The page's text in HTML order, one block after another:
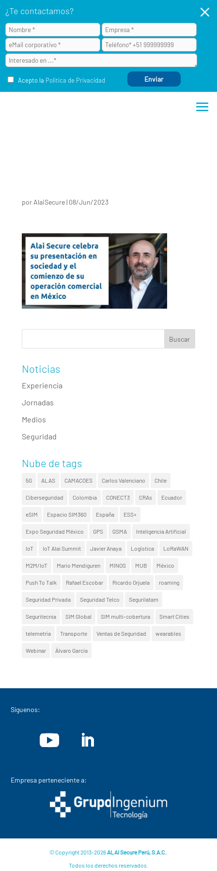
¿Te contactamos?
Acepto la Política de Privacidad
M
por AlaiSecure| 08/Jun/2023
Noticias
Experiencia
Jornadas
Medios
Seguridad
Nube de tags
5G ALAS CAMACOES Carlos Valenciano Chile
Ciberseguridad Colombia CONECT3 CRAs Ecuador
eSIM Espacio SIM360 España ESS+
Expo Seguridad México GPS GSMA Inteligencia Artificial
IoT IoT Alai Summit Javier Anaya Logística LoRaWAN
M2M/IoT Mario Mendiguren MINOS MUB México
Push To Talk Rafael Escobar Ricardo Orjuela roaming
Seguridad Privada Seguridad Telco Segurilatam
Seguritecnia SIM Global SIM multi-cobertura Smart Cities
telemetría Transporte Ventas de Seguridad wearables
Webinar Álvaro García
Síguenos:
Empresa perteneciente a:
© Copyright 2013-2026ALAI Secure Perú, S.A.C.
Todos los derechos reservados.